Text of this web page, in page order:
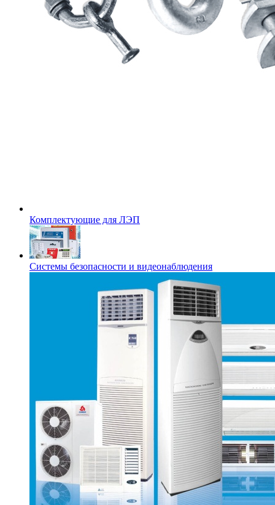
Комплектующие для ЛЭП
Системы безопасности и видеонаблюдения